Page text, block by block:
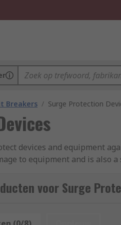
Breakers / Surge Protection
devices and equipment
to equipment and is also
used for?
use of surge suppressors or
voor Surge